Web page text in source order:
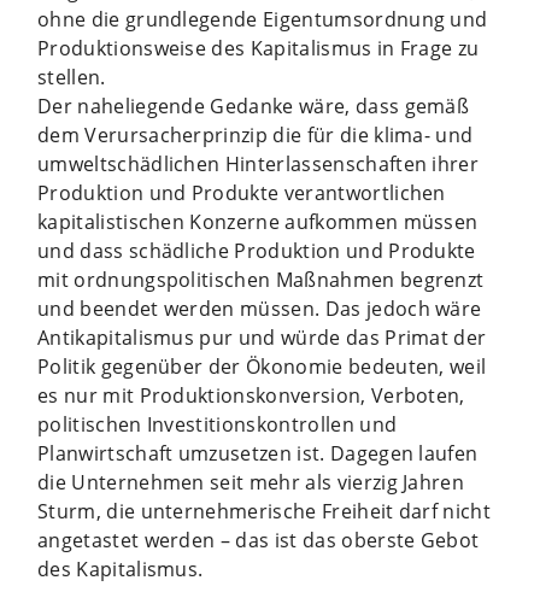
ohne die grundlegende Eigentumsordnung und
Produktionsweise des Kapitalismus in Frage zu
stellen.
Der naheliegende Gedanke wäre, dass gemäß
dem Verursacherprinzip die für die klima- und
umweltschädlichen Hinterlassenschaften ihrer
Produktion und Produkte verantwortlichen
kapitalistischen Konzerne aufkommen müssen
und dass schädliche Produktion und Produkte
mit ordnungspolitischen Maßnahmen begrenzt
und beendet werden müssen. Das jedoch wäre
Antikapitalismus pur und würde das Primat der
Politik gegenüber der Ökonomie bedeuten, weil
es nur mit Produktionskonversion, Verboten,
politischen Investitionskontrollen und
Planwirtschaft umzusetzen ist. Dagegen laufen
die Unternehmen seit mehr als vierzig Jahren
Sturm, die unternehmerische Freiheit darf nicht
angetastet werden – das ist das oberste Gebot
des Kapitalismus.